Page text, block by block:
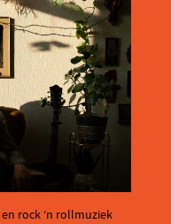
rock ‘n rollmuziek